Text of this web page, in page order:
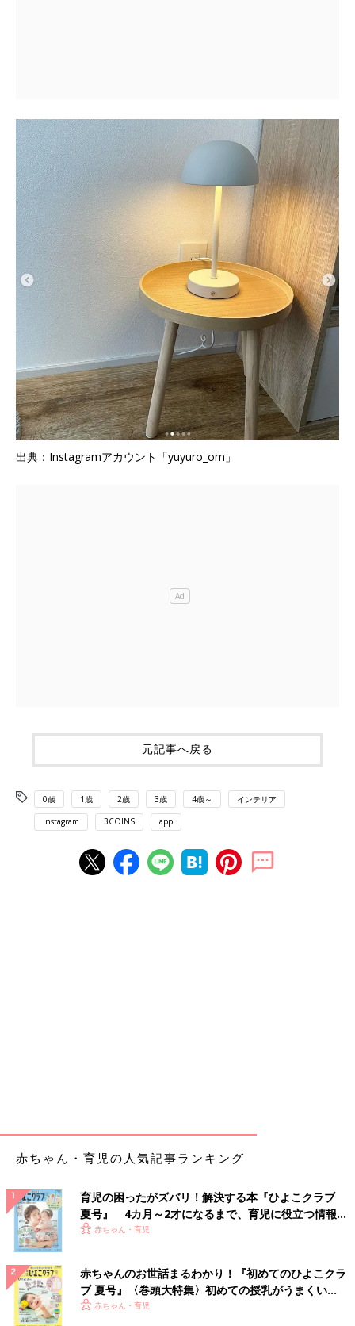
出典：Instagramアカウント「yuyuro_om」
元記事へ戻る
0歳 1歳 2歳 3歳 4歳～ インテリア
Instagram 3COINS app
赤ちゃん・育児の人気記事ランキング
育児の困ったがズバリ！解決する本『ひよこクラブ
夏号』 4カ月～2才になるまで、育児に役立つ情報が
いっぱい！
赤ちゃん・育児
赤ちゃんのお世話まるわかり！『初めてのひよこクラ
ブ 夏号』〈巻頭大特集〉初めての授乳がうまくい
く！ おっぱい・ミルクの基本と夏のトラブル 解決テ
赤ちゃん・育児